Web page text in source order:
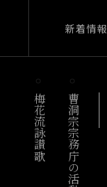
新着情報
梅花流詠讃歌 曹洞宗宗務庁の活動